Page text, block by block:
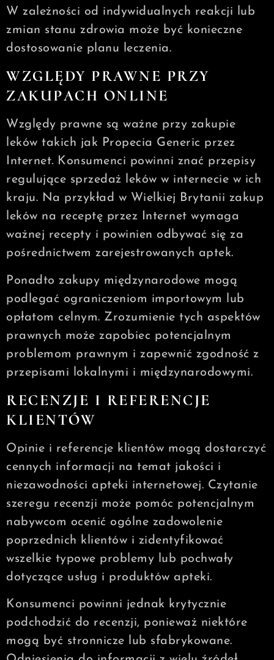
W zależności od indywidualnych reakcji lub
zmian stanu zdrowia może być konieczne
dostosowanie planu leczenia.
WZGLĘDY PRAWNE PRZY
ZAKUPACH ONLINE
Względy prawne są ważne przy zakupie
leków takich jak Propecia Generic przez
Internet. Konsumenci powinni znać przepisy
regulujące sprzedaż leków w internecie w ich
kraju. Na przykład w Wielkiej Brytanii zakup
leków na receptę przez Internet wymaga
ważnej recepty i powinien odbywać się za
pośrednictwem zarejestrowanych aptek.
Ponadto zakupy międzynarodowe mogą
podlegać ograniczeniom importowym lub
opłatom celnym. Zrozumienie tych aspektów
prawnych może zapobiec potencjalnym
problemom prawnym i zapewnić zgodność z
przepisami lokalnymi i międzynarodowymi.
RECENZJE I REFERENCJE
KLIENTÓW
Opinie i referencje klientów mogą dostarczyć
cennych informacji na temat jakości i
niezawodności apteki internetowej. Czytanie
szeregu recenzji może pomóc potencjalnym
nabywcom ocenić ogólne zadowolenie
poprzednich klientów i zidentyfikować
wszelkie typowe problemy lub pochwały
dotyczące usług i produktów apteki.
Konsumenci powinni jednak krytycznie
podchodzić do recenzji, ponieważ niektóre
mogą być stronnicze lub sfabrykowane.